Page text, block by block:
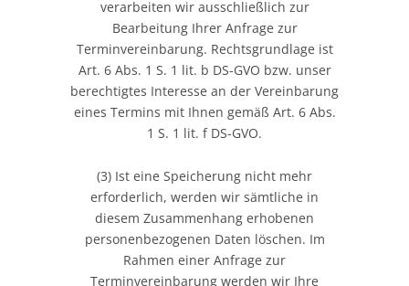
verarbeiten wir ausschließlich zur
Bearbeitung Ihrer Anfrage zur
Terminvereinbarung. Rechtsgrundlage ist
Art. 6 Abs. 1 S. 1 lit. b DS-GVO bzw. unser
berechtigtes Interesse an der Vereinbarung
eines Termins mit Ihnen gemäß Art. 6 Abs.
1 S. 1 lit. f DS-GVO.
(3) Ist eine Speicherung nicht mehr
erforderlich, werden wir sämtliche in
diesem Zusammenhang erhobenen
personenbezogenen Daten löschen. Im
Rahmen einer Anfrage zur
Terminvereinbarung werden wir Ihre